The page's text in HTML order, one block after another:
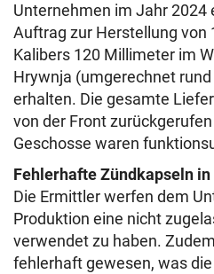
Unternehmen im Jahr 2024
Auftrag zur Herstellung von
Kalibers 120 Millimeter im
Hrywnja (umgerechnet
erhalten. Die gesamte
von der Front
Geschosse waren
Fehlerhafte Zündkapseln
Die Ermittler werfen dem
Produktion eine nicht
verwendet zu haben.
fehlerhaft gewesen, was